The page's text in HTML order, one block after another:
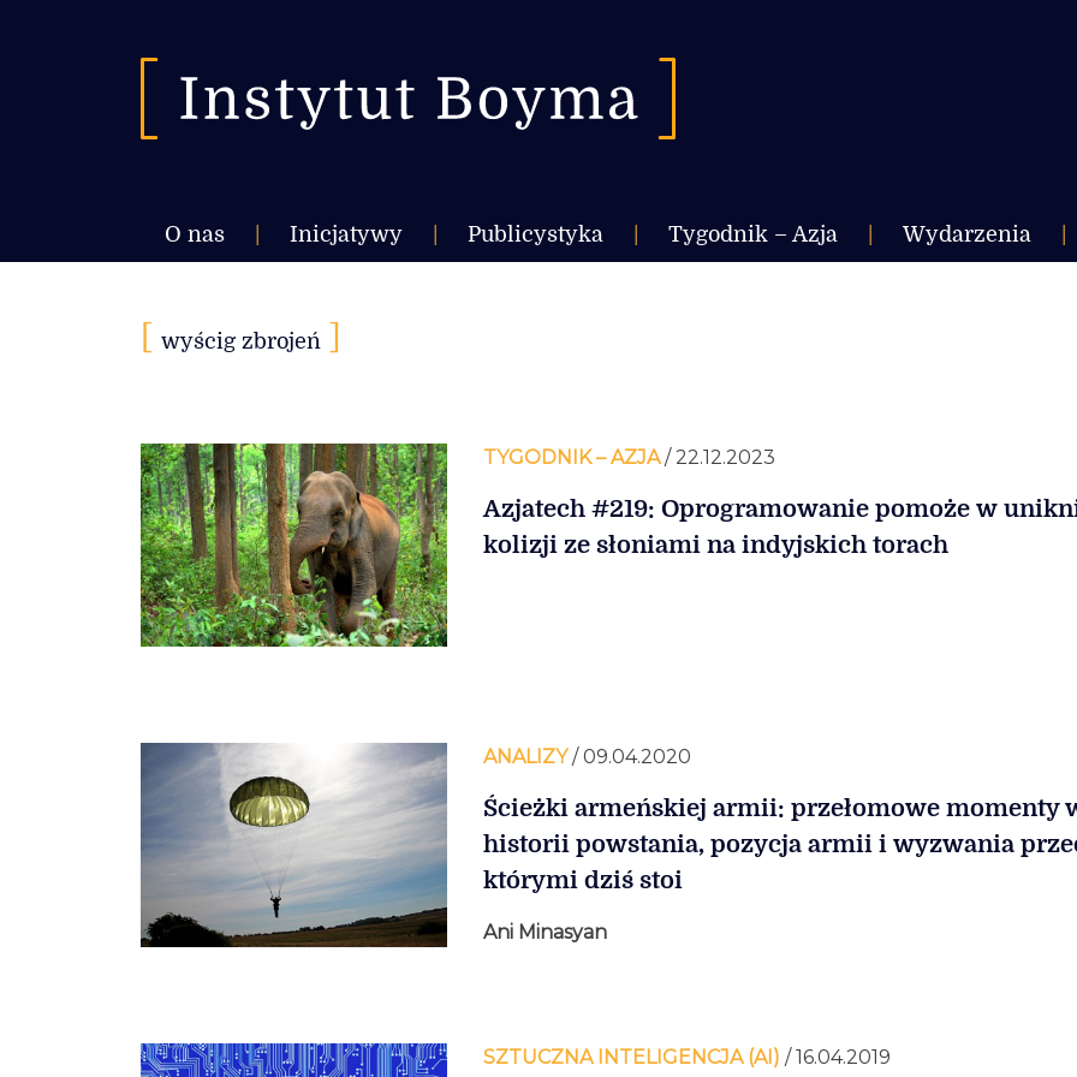
O nas Inicjatywy Publicystyka Tygodnik – Azja Wydarzenia
wyścig zbrojeń
TYGODNIK – AZJA/ 22.12.2023
Azjatech #219: Oprogramowanie pomoże w
kolizji ze słoniami na indyjskich torach
ANALIZY/ 09.04.2020
Ścieżki armeńskiej armii: przełomowe momenty
historii powstania, pozycja armii i wyzwania
którymi dziś stoi
Ani Minasyan
SZTUCZNA INTELIGENCJA (AI) / 16.04.2019